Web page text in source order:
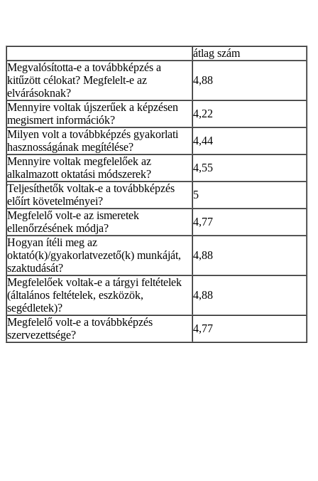
átlag szám
Megvalósította-e a továbbképzés a
kitűzött célokat? Megfelelt-e az
elvárásoknak?
4,88
Mennyire voltak újszerűek a képzésen
megismert információk?
4,22
Milyen volt a továbbképzés gyakorlati
hasznosságának megítélése?
4,44
Mennyire voltak megfelelőek az
alkalmazott oktatási módszerek?
4,55
Teljesíthetők voltak-e a továbbképzés
előírt követelményei?
5
Megfelelő volt-e az ismeretek
ellenőrzésének módja?
4,77
Hogyan ítéli meg az
oktató(k)/gyakorlatvezető(k) munkáját,
szaktudását?
4,88
Megfelelőek voltak-e a tárgyi feltételek
(általános feltételek, eszközök,
segédletek)?
4,88
Megfelelő volt-e a továbbképzés
szervezettsége?
4,77